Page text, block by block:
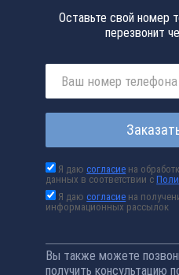
Оставьте свой номер
перезвонит
Я даюсогласие на
данных в соответствии с
Я даюсогласие на
информационных рассылок
Вы также можете
получить консультацию